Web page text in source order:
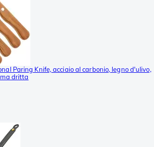
Paring Knife, acciaio al carbonio, legno d'ulivo,
dritta